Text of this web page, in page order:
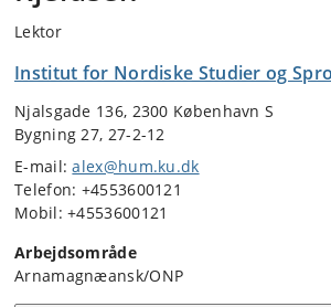
Lektor
Institut for Nordiske Studier og
Njalsgade 136, 2300 København S
Bygning 27, 27-2-12
E-mail:alex@hum.ku.dk
Telefon: +4553600121
Mobil: +4553600121
Arbejdsområde
Arnamagnæansk/ONP